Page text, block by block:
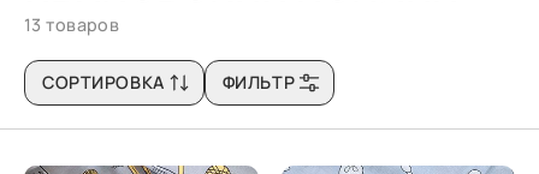
13 товаров
СОРТИРОВКА ФИЛЬТР